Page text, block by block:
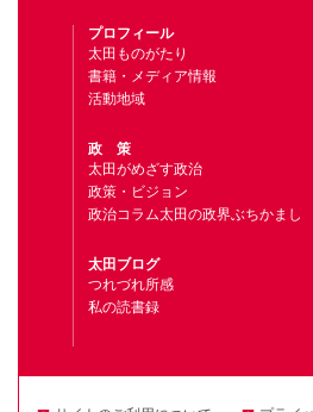
プロフィール
太田ものがたり
書籍・メディア情報
活動地域
政 策
太田がめざす政治
政策・ビジョン
政治コラム太田の政界ぶちかまし
太田ブログ
つれづれ所感
私の読書録